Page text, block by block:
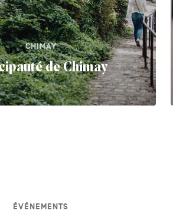
CHIMAY
de Chimay
ÉVÉNEMENTS